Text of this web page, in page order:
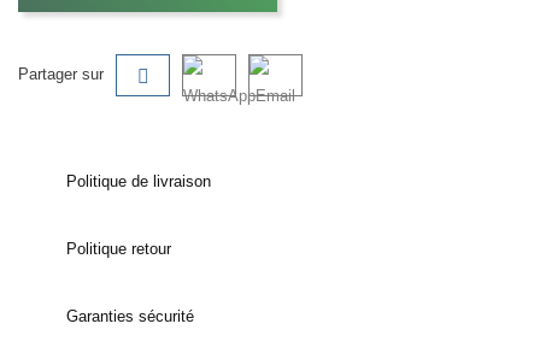
Partager sur
Politique de livraison
Politique retour
Garanties sécurité